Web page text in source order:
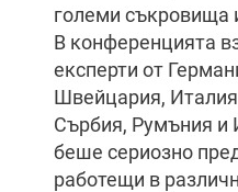
големи съкровища
В конференцията
експерти от
Швейцария,
Сърбия, Румъния и
беше сериозно
работещи в